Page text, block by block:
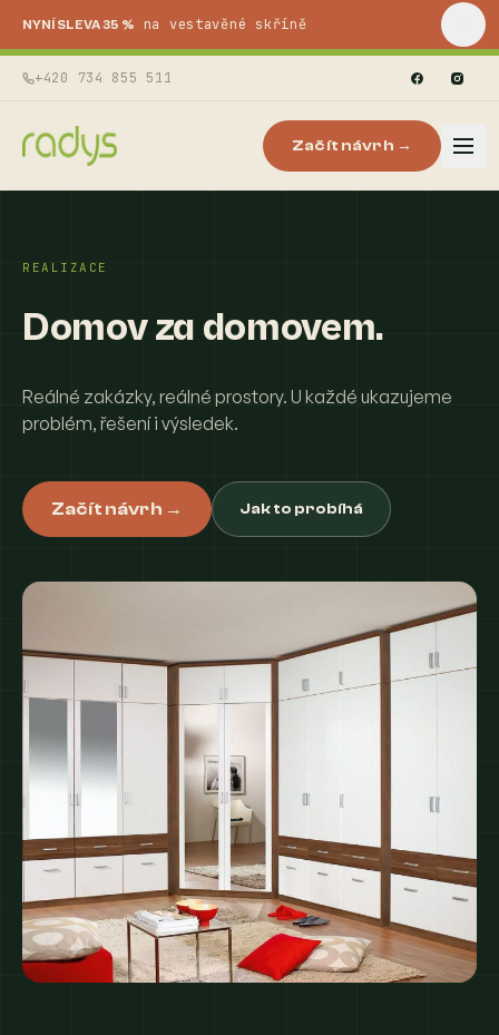
NYNÍ SLEVA 35 % na vestavěné skříně
+420 734 855 511
Začít návrh →
REALIZACE
Domov za domovem.
Reálné zakázky, reálné prostory. U každé ukazujeme
problém, řešení i výsledek.
Začít návrh → Jak to probíhá